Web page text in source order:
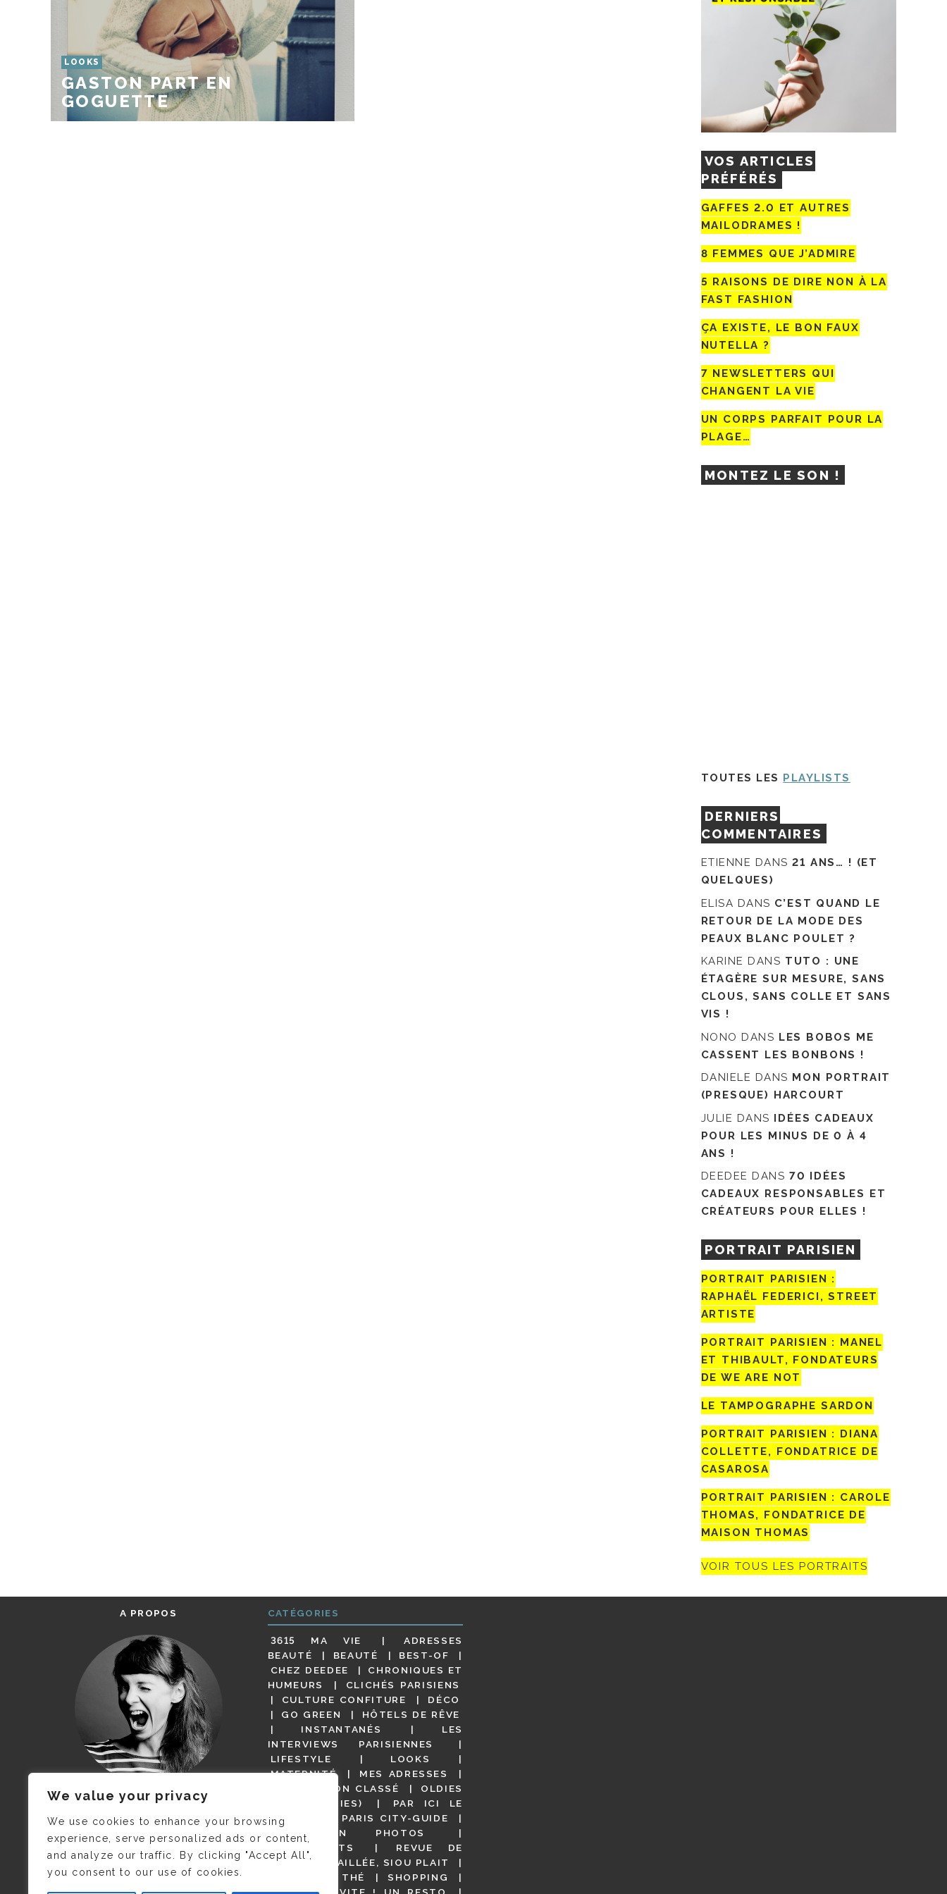
We value your privacy
We use cookies to enhance your browsing
experience, serve personalized ads or content,
and analyze our traffic. By clicking "Accept All",
you consent to our use of cookies.
LOOKS
GASTON PART EN
GOGUETTE
VOS ARTICLES
PRÉFÉRÉS
GAFFES 2.0 ET AUTRES
MAILODRAMES !
8 FEMMES QUE J’ADMIRE
5 RAISONS DE DIRE NON À LA
FAST FASHION
ÇA EXISTE, LE BON FAUX
NUTELLA ?
7 NEWSLETTERS QUI
CHANGENT LA VIE
UN CORPS PARFAIT POUR LA
PLAGE…
MONTEZ LE SON !
TOUTES LES PLAYLISTS
DERNIERS
COMMENTAIRES
ETIENNE DANS21 ANS… ! (ET
QUELQUES)
ELISA DANS C’EST QUAND LE
RETOUR DE LA MODE DES
PEAUX BLANC POULET ?
KARINE DANS TUTO : UNE
ÉTAGÈRE SUR MESURE, SANS
CLOUS, SANS COLLE ET SANS
VIS !
NONO DANS LES BOBOS ME
CASSENT LES BONBONS !
DANIELE DANS MON PORTRAIT
(PRESQUE) HARCOURT
JULIE DANS IDÉES CADEAUX
POUR LES MINUS DE 0 À 4
ANS !
DEEDEE DANS 70 IDÉES
CADEAUX RESPONSABLES ET
CRÉATEURS POUR ELLES !
PORTRAIT PARISIEN
PORTRAIT PARISIEN :
RAPHAËL FEDERICI, STREET
ARTISTE
PORTRAIT PARISIEN : MANEL
ET THIBAULT, FONDATEURS
DE WE ARE NOT
LE TAMPOGRAPHE SARDON
PORTRAIT PARISIEN : DIANA
COLLETTE, FONDATRICE DE
CASAROSA
PORTRAIT PARISIEN : CAROLE
THOMAS, FONDATRICE DE
MAISON THOMAS
VOIR TOUS LES PORTRAITS
A PROPOS
JE M’APPELLE DELPHINE MAIS
C’EST ©CAMILLE COLLIN QUI A
PRIS CETTE PHOTO !
CATÉGORIES
3615 MA VIE
ADRESSES
BEAUTÉ
BEAUTÉ
BEST-OF
CHEZ DEEDEE
CHRONIQUES ET
HUMEURS
CLICHÉS PARISIENS
CULTURE CONFITURE
DÉCO
GO GREEN
HÔTELS DE RÊVE
INSTANTANÉS
LES
INTERVIEWS PARISIENNES
LIFESTYLE
LOOKS
MATERNITÉ
MES ADRESSES
NON CLASSÉ
OLDIES
(BUT GOODIES)
PAR ICI LE
MAGOT !
PARIS CITY-GUIDE
PARIS EN PHOTOS
RESTAURANTS
REVUE DE
PRESSE DÉTAILLÉE, SIOU PLAIT
SALONS DE THÉ
SHOPPING
VIDÉOS
VITE ! UN RESTO